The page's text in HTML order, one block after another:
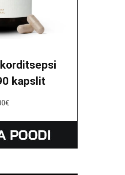
kapslit
€